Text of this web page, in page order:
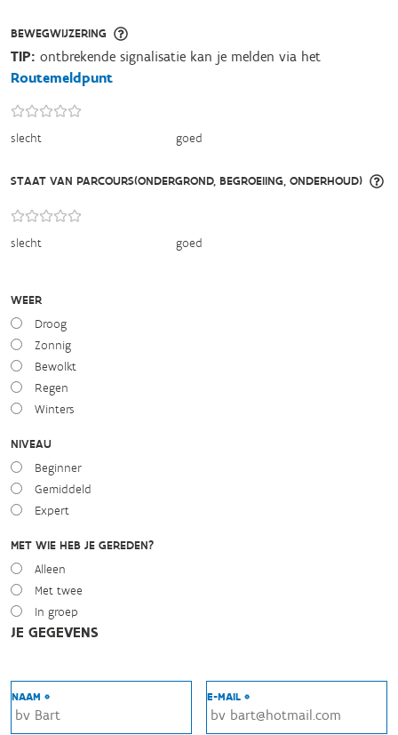
BEWEGWIJZERING
slecht goed
TIP: ontbrekende signalisatie kan je melden via het
Routemeldpunt
STAAT VAN PARCOURS(ONDERGROND, BEGROEIING, ONDERHOUD)
slecht goed
WEER
Droog
Zonnig
Bewolkt
Regen
Winters
NIVEAU
Beginner
Gemiddeld
Expert
MET WIE HEB JE GEREDEN?
Alleen
Met twee
In groep
JE GEGEVENS
NAAM * E-MAIL *